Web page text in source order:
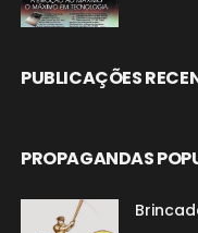
PUBLICAÇÕES
PROPAGANDAS